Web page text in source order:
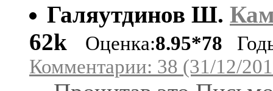
Галяутдинов Ш.
62k
Оценка:8.95*78
Комментарии: 38 (31/12/